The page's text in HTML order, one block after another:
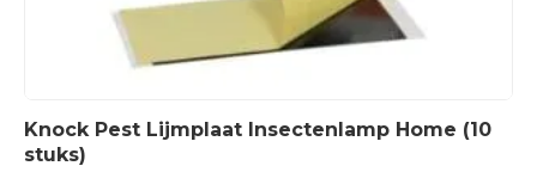
Knock Pest Lijmplaat Insectenlamp Home (10
stuks)